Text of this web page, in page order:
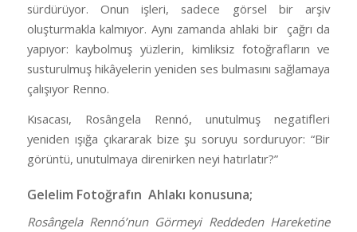
sürdürüyor. Onun işleri, sadece görsel bir arşiv
oluşturmakla kalmıyor. Aynı zamanda ahlaki bir çağrı da
yapıyor: kaybolmuş yüzlerin, kimliksiz fotoğrafların ve
susturulmuş hikâyelerin yeniden ses bulmasını sağlamaya
çalışıyor Renno.
Kısacası, Rosângela Rennó, unutulmuş negatifleri
yeniden ışığa çıkararak bize şu soruyu sorduruyor: “Bir
görüntü, unutulmaya direnirken neyi hatırlatır?”
Gelelim Fotoğrafın Ahlakı konusuna;
Rosângela Rennó’nun Görmeyi Reddeden Hareketine